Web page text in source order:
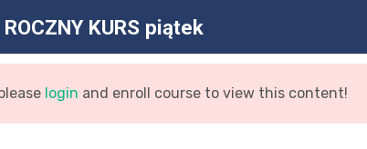
STRONA GŁÓWNA AKTUALNOŚCI O MNIE KURSY
KURS piątek
login and enroll course to view this content!